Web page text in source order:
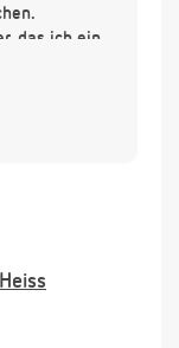
das ich ein
habe.
Kind fit,
schone ich
Das